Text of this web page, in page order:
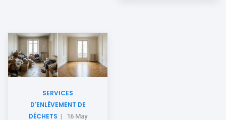
SERVICES
D'ENLÈVEMENT DE
DÉCHETS | 16 May